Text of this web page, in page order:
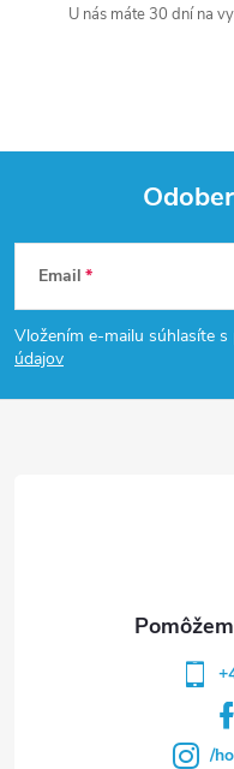
U nás máte 30 dní na
Z
á
p
Email
Vložením e-mailu súhlasíte s
údajov
/